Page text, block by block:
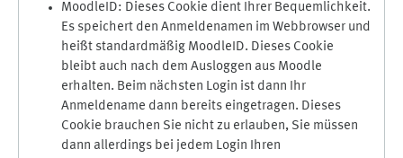
MoodleID: Dieses Cookie dient Ihrer Bequemlichkeit.
Es speichert den Anmeldenamen im Webbrowser und
heißt standardmäßig MoodleID. Dieses Cookie
bleibt auch nach dem Ausloggen aus Moodle
erhalten. Beim nächsten Login ist dann Ihr
Anmeldename dann bereits eingetragen. Dieses
Cookie brauchen Sie nicht zu erlauben, Sie müssen
dann allerdings bei jedem Login Ihren